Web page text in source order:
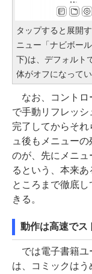
タップすると展開
ニュー「ナビボー
下)は、デフォルト
体がオフになって
なお、コントロ
で手動リフレッ
完了してからそ
ュ後もメニュー
のが、先にメニ
るという、本来
ところまで徹底
きる。
動作は高速でス
では電子書籍ユ
は、コミックは